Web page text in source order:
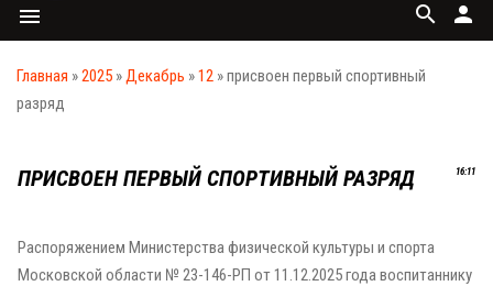
menu person
search
Главная »2025 »Декабрь »12 » присвоен первый спортивный
разряд
16:11
ПРИСВОЕН ПЕРВЫЙ СПОРТИВНЫЙ РАЗРЯД
Распоряжением Министерства физической культуры и спорта
Московской области № 23-146-РП от 11.12.2025 года воспитаннику